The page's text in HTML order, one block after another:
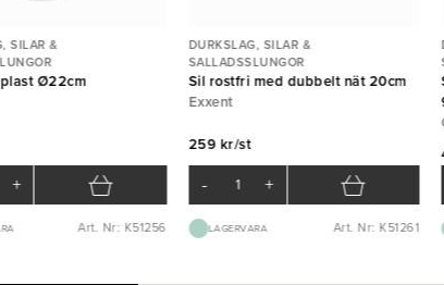
SILAR &
Ø22cm
+
Art. Nr: K51256
DURKSLAG, SILAR &
SALLADSSLUNGOR
Sil rostfri med dubbelt nät 20cm
Exxent
259 kr/st
- +
LAGERVARA Art. Nr: K51261